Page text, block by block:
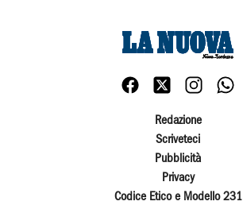
Redazione
Scriveteci
Pubblicità
Privacy
Codice Etico e Modello 231